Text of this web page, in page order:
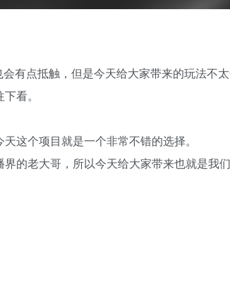
有点抵触，但是今天给大家带来的玩法不
看。
这个项目就是一个非常不错的选择。
的老大哥，所以今天给大家带来也就是我